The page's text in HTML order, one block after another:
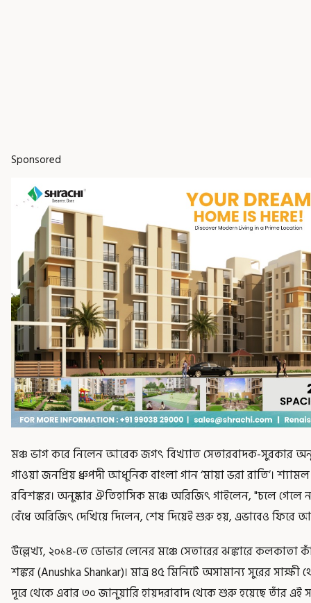
Sponsored
মঞ্চ ভাগ করে নিলেন আরেক জগৎ বিখ্যাত সেতারবাদক-সুরকার
গাওয়া জনপ্রিয় ধ্রুপদী আধুনিক বাংলা গান ‘মায়া ভরা রাতি’।
রবিশঙ্কর। অনুষ্কার ঐতিহাসিক মঞ্চে অরিজিৎ গাইলেন, "চলে গেলে
বেঁধে অরিজিৎ দেখিয়ে দিলেন, শেষ দিয়েই শুরু হয়, এভাবেও ফিরে
উল্লেখ্য, ২০১৪-তে ডোভার লেনের মঞ্চে সেতারের ঝঙ্কারে কলকাতা
শঙ্কর (Anushka Shankar)। মাত্র ৪৫ মিনিটে অসামান্য সুরের
দূরে থেকে এবার ৩০ জানুয়ারি হায়দরাবাদ থেকে শুরু হয়েছে তাঁর এই